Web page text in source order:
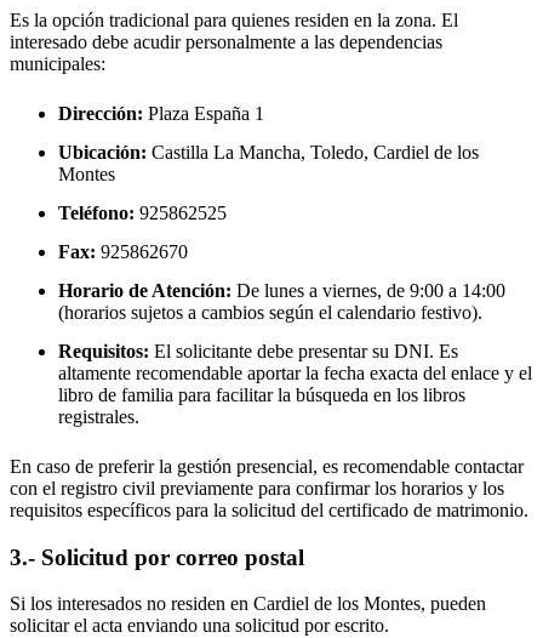
Es la opción tradicional para quienes residen en la zona. El
interesado debe acudir personalmente a las dependencias
municipales:
Dirección: Plaza España 1
Ubicación: Castilla La Mancha, Toledo, Cardiel de los
Montes
Teléfono: 925862525
Fax: 925862670
Horario de Atención: De lunes a viernes, de 9:00 a 14:00
(horarios sujetos a cambios según el calendario festivo).
Requisitos: El solicitante debe presentar su DNI. Es
altamente recomendable aportar la fecha exacta del enlace y el
libro de familia para facilitar la búsqueda en los libros
registrales.
En caso de preferir la gestión presencial, es recomendable contactar
con el registro civil previamente para confirmar los horarios y los
requisitos específicos para la solicitud del certificado de matrimonio.
3.- Solicitud por correo postal
Si los interesados no residen en Cardiel de los Montes, pueden
solicitar el acta enviando una solicitud por escrito.